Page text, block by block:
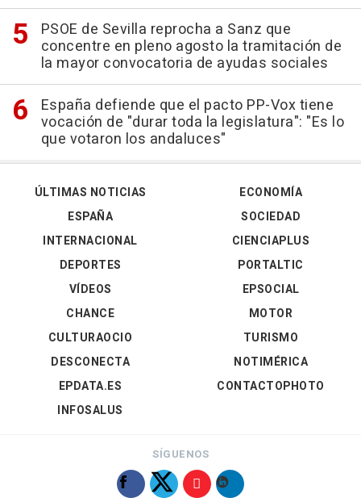
PSOE de Sevilla reprocha a Sanz que
concentre en pleno agosto la tramitación de
la mayor convocatoria de ayudas sociales
España defiende que el pacto PP-Vox tiene
vocación de "durar toda la legislatura": "Es lo
que votaron los andaluces"
ÚLTIMAS NOTICIAS
ESPAÑA
INTERNACIONAL
DEPORTES
VÍDEOS
ECONOMÍA
SOCIEDAD
CIENCIAPLUS
PORTALTIC
EPSOCIAL
CHANCE
CULTURAOCIO
DESCONECTA
EPDATA.ES
INFOSALUS
MOTOR
TURISMO
NOTIMÉRICA
CONTACTOPHOTO
SÍGUENOS